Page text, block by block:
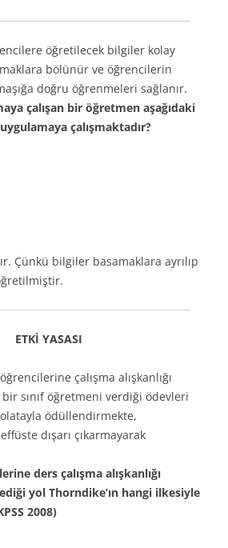
öğretilecek bilgiler kolay
bölünür ve öğrencilerin
doğru öğrenmeleri sağlanır.
çalışan bir öğretmen aşağıdaki
çalışmaktadır?
Çünkü bilgiler basamaklara ayrılıp
ETKİ YASASI
çalışma alışkanlığı
sınıf öğretmeni verdiği ödevleri
ödüllendirmekte,
dışarı çıkarmayarak
ders çalışma alışkanlığı
yol Thorndike’ın hangi ilkesiyle
2008)